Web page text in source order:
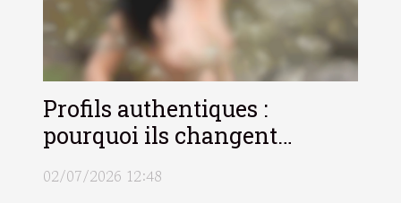
Profils authentiques :
pourquoi ils changent
02/07/2026 12:48